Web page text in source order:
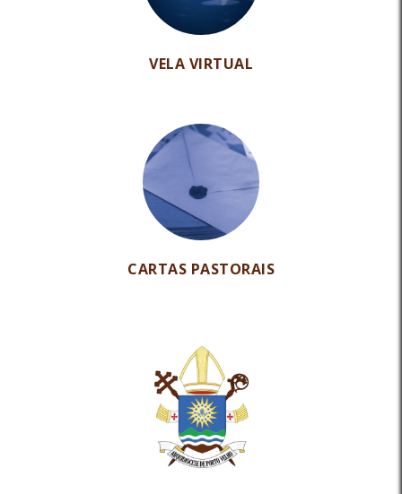
VELA VIRTUAL
CARTAS PASTORAIS